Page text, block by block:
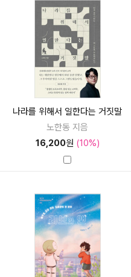
나라를 위해서 일한다는 거짓말
노한동 지음
16,200원 (10%)